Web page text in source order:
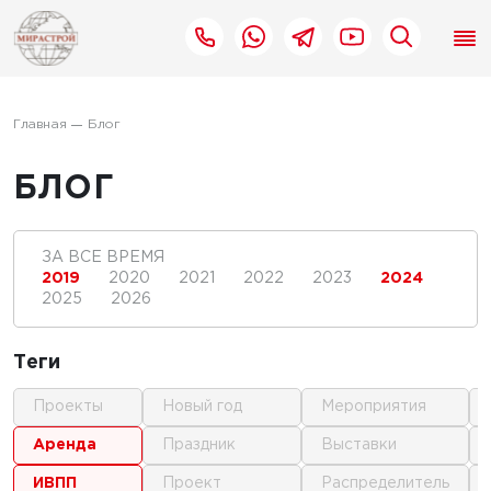
Главная Блог
БЛОГ
ЗА ВСЕ ВРЕМЯ
2019
2020 2021 2022 2023
2024
2025
2026
Теги
проекты
аренда
ИВПП
новый год
праздник
проект
мероприятия
выставки
распределитель